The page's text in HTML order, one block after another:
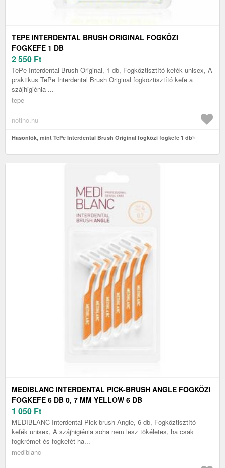
TEPE INTERDENTAL BRUSH ORIGINAL FOGKÖZI
FOGKEFE 1 DB
2 550 Ft
TePe Interdental Brush Original, 1 db, Fogköztisztító kefék unisex, A
praktikus TePe Interdental Brush Original fogköztisztító kefe a
szájhigiénia ...
tepe
notino.hu
Hasonlók, mint TePe Interdental Brush Original fogközi fogkefe 1 db
MEDIBLANC INTERDENTAL PICK-BRUSH ANGLE FOGKÖZI
FOGKEFE 6 DB 0, 7 MM YELLOW 6 DB
1 050 Ft
MEDIBLANC Interdental Pick-brush Angle, 6 db, Fogköztisztító
kefék unisex, A szájhigiénia soha nem lesz tökéletes, ha csak
fogkrémet és fogkefét ha...
mediblanc